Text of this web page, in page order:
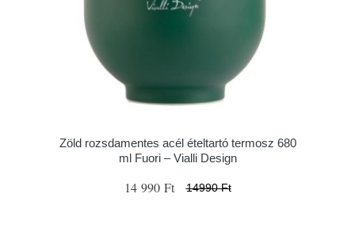
Zöld rozsdamentes acél ételtartó termosz 680
ml Fuori – Vialli Design
14 990 Ft 14990 Ft